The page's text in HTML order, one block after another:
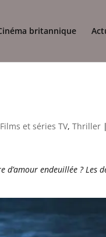
britannique
Films et séries TV,Thriller
d’amour endeuillée ?